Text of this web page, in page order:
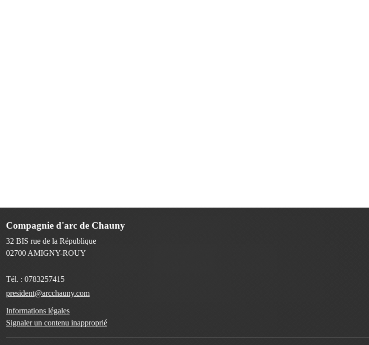
Compagnie d'arc de Chauny
32 BIS rue de la République
02700 AMIGNY-ROUY
Tél. : 0783257415
president@arcchauny.com
Informations légales
Signaler un contenu inapproprié